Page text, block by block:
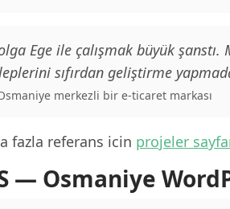
Ege ile çalışmak büyük
sıfırdan geliştirme
merkezli bir e-ticaret markası
fazla referans icin projeler
— Osmaniye